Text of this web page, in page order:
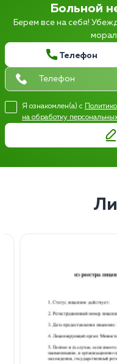
Больной
Берем все на себя!
Телефон
Я ознакомлен(а) с
на обработку